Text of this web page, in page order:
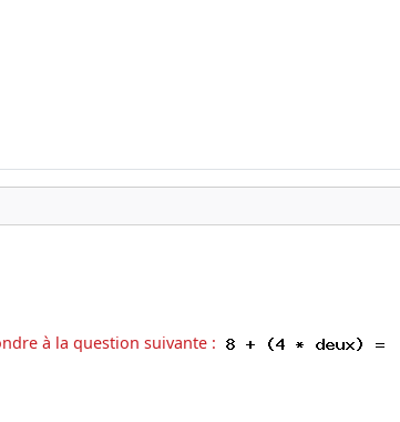
à la question suivante :